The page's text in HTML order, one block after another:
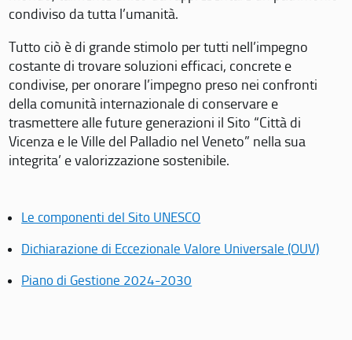
condiviso da tutta l’umanità.
Tutto ciò è di grande stimolo per tutti nell’impegno
costante di trovare soluzioni efficaci, concrete e
condivise, per onorare l’impegno preso nei confronti
della comunità internazionale di conservare e
trasmettere alle future generazioni il Sito “Città di
Vicenza e le Ville del Palladio nel Veneto” nella sua
integrita’ e valorizzazione sostenibile.
Le componenti del Sito UNESCO
Dichiarazione di Eccezionale Valore Universale (OUV)
Piano di Gestione 2024-2030